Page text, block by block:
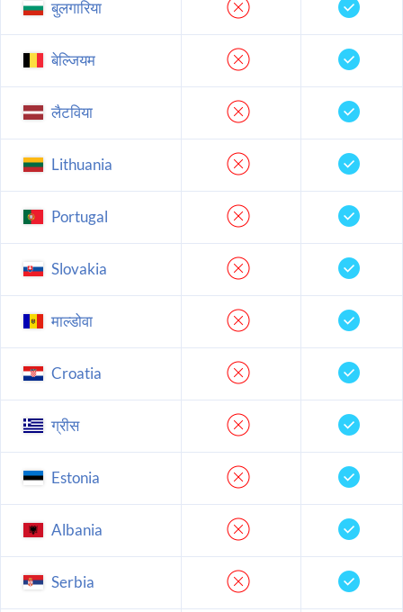
बुलगारिया
बेल्जियम
लैटविया
Lithuania
Portugal
Slovakia
माल्डोवा
Croatia
ग्रीस
Estonia
Albania
Serbia